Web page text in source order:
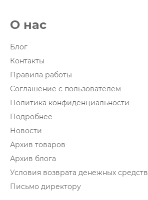
О нас
Блог
Контакты
Правила работы
Соглашение с пользователем
Политика конфиденциальности
Подробнее
Новости
Архив товаров
Архив блога
Условия возврата денежных средств
Письмо директору